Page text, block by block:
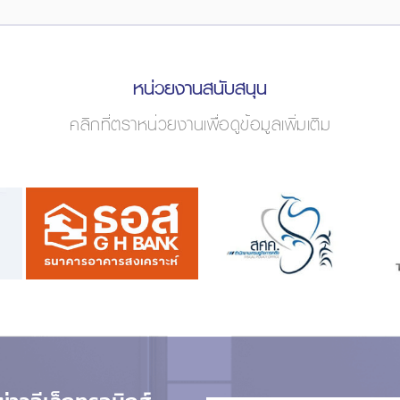
หน่วยงานสนับสนุน
คลิกที่ตราหน่วยงานเพื่อดูข้อมูลเพิ่มเติม